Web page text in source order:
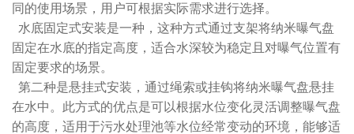
同的使用场景，用户可根据实际需求进行选择。
水底固定式安装是一种，这种方式通过支架将纳米曝气盘
固定在水底的指定高度，适合水深较为稳定且对曝气位置有
固定要求的场景。
第二种是悬挂式安装，通过绳索或挂钩将纳米曝气盘悬挂
在水中。此方式的优点是可以根据水位变化灵活调整曝气盘
的高度，适用于污水处理池等水位经常变动的环境，能够适